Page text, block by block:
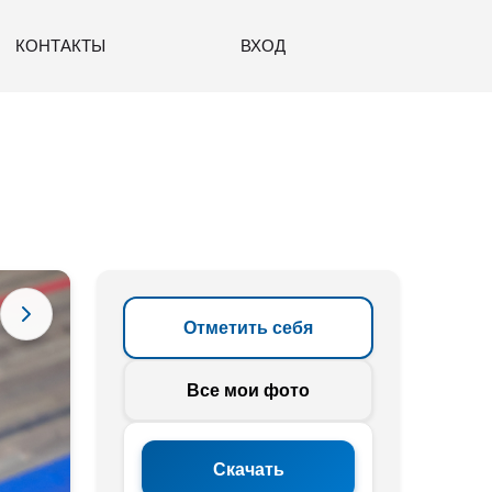
КОНТАКТЫ ВХОД
Отметить себя
Все мои фото
Скачать